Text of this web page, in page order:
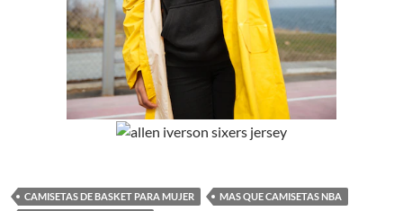
CAMISETAS DE BASKET PARA MUJER
MAS QUE CAMISETAS NBA